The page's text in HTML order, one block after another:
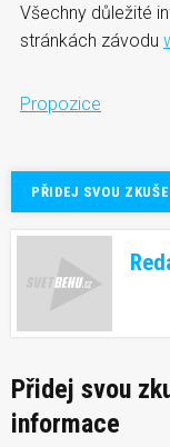
Všechny důležité
stránkách závodu
Propozice
PŘIDEJ SVOU
Přidej svou
informace